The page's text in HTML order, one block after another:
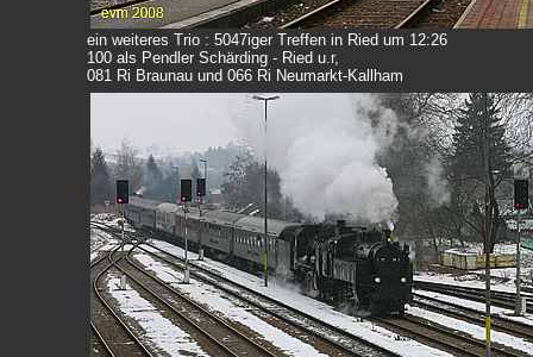
ein weiteres Trio : 5047iger Treffen in Ried um 12:26
100 als Pendler Schärding - Ried u.r,
081 Ri Braunau und 066 Ri Neumarkt-Kallham